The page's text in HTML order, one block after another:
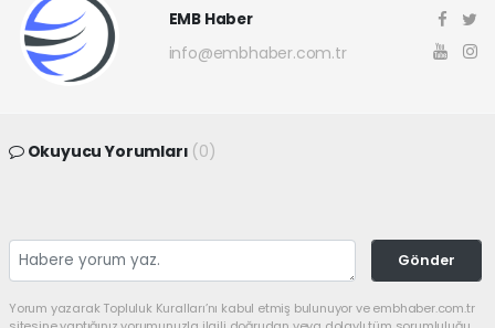
EMB Haber
info@embhaber.com.tr
Okuyucu Yorumları (0)
Gönder
Yorum yazarak Topluluk Kuralları’nı kabul etmiş bulunuyor ve embhaber.com.tr